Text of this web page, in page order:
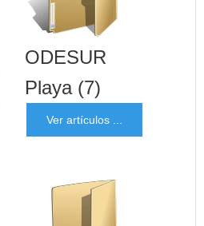
ODESUR
Playa (7)
Ver artículos ...